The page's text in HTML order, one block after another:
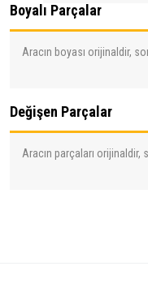
Boyalı Parçalar
Aracın boyası orijinaldir,
Değişen Parçalar
Aracın parçaları orijinaldir,